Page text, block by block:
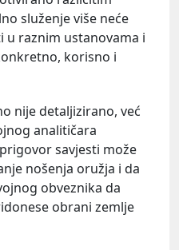
služenje više neće
raznim ustanovama i
korisno i
nije detaljizirano, već
analitičara
savjesti može
nošenja oružja i da
obveznika da
obrani zemlje